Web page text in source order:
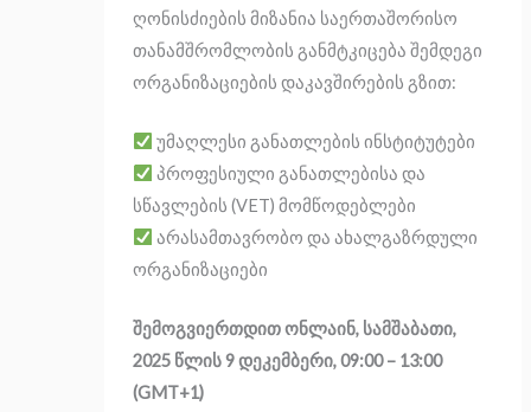
ღონისძიების მიზანია საერთაშორისო
თანამშრომლობის განმტკიცება შემდეგი
ორგანიზაციების დაკავშირების გზით:
უმაღლესი განათლების ინსტიტუტები
პროფესიული განათლებისა და
სწავლების (VET) მომწოდებლები
არასამთავრობო და ახალგაზრდული
ორგანიზაციები
შემოგვიერთდით ონლაინ, სამშაბათი,
2025 წლის 9 დეკემბერი, 09:00 – 13:00
(GMT+1)